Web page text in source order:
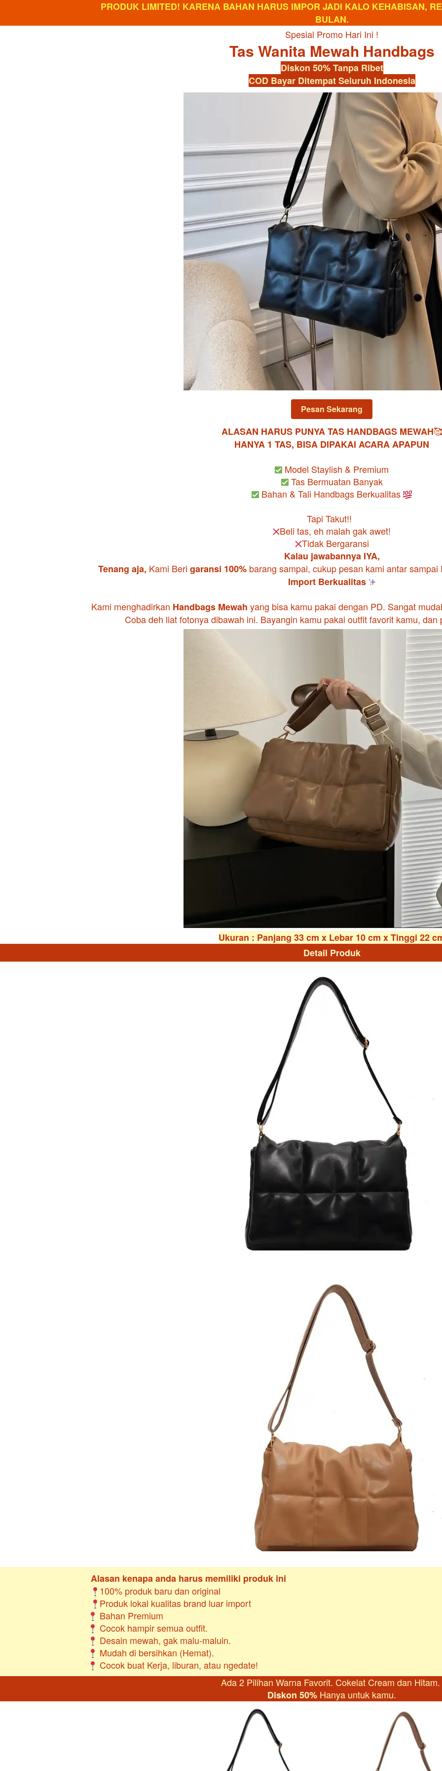
PRODUK LIMITED! KARENA BAHAN HARUS IMPOR JADI KALO KEHABISAN,
BULAN.
Spesial Promo Hari Ini !
Tas Wanita Mewah Handbags
Diskon 50% Tanpa Ribet
COD Bayar Ditempat Seluruh Indonesia
`Pesan Sekarang
ALASAN HARUS PUNYA TAS HANDBAGS MEWAH
HANYA 1 TAS, BISA DIPAKAI ACARA APAPUN
Tas Bermuatan Banyak
Bahan & Tali Handbags Berkualitas
Kalau jawabannya IYA,
Tenang aja, Kami Beri garansi 100% barang sampai, cukup pesan kami antar sampai
Import Berkualitas
Kami menghadirkan Handbags Mewah yang bisa kamu pakai dengan PD. Sangat
Coba deh liat fotonya dibawah ini. Bayangin kamu pakai outfit favorit kamu,
Ukuran : Panjang 33 cm x Lebar 10 cm x Tinggi 22
Detail Produk
Alasan kenapa anda harus memiliki produk ini
100% produk baru dan original
Produk lokal kualitas brand luar import
Bahan Premium
Cocok buat Kerja, liburan, atau ngedate!
Ada 2 Pilihan Warna Favorit. Cokelat Cream dan Hitam.
Diskon 50% Hanya untuk kamu.